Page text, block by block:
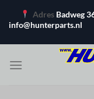
naar
Adres Badweg
info@hunterparts.nl